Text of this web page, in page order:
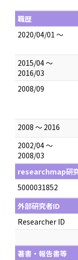
職歴
2020/04/01 ～
2015/04 ～
2016/03
2008/09
2008 ～ 2016
2002/04 ～
2008/03
researchmap研
5000031852
外部研究者ID
Researcher ID
著書・報告書等